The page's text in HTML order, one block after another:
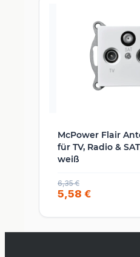
McPower Flair
für TV, Radio &
weiß
6,35 €
5,58 €